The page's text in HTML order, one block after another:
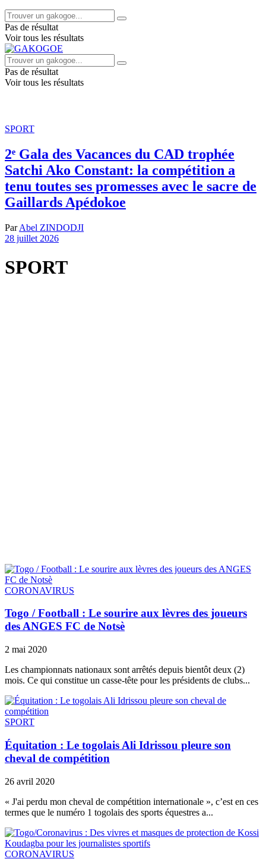
Pas de résultat
Voir tous les résultats
Pas de résultat
Voir tous les résultats
SPORT
2ᵉ Gala des Vacances du CAD trophée
Satchi Ako Constant: la compétition a
tenu toutes ses promesses avec le sacre de
Gaillards Apédokoe
Par Abel ZINDODJI
28 juillet 2026
SPORT
CORONAVIRUS
Togo / Football : Le sourire aux lèvres des joueurs
des ANGES FC de Notsè
2 mai 2020
Les championnats nationaux sont arrêtés depuis bientôt deux (2)
mois. Ce qui constitue un casse-tête pour les présidents de clubs...
SPORT
Équitation : Le togolais Ali Idrissou pleure son
cheval de compétition
26 avril 2020
« J'ai perdu mon cheval de compétition internationale », c’est en ces
termes que le numéro 1 togolais des sports équestres a...
CORONAVIRUS